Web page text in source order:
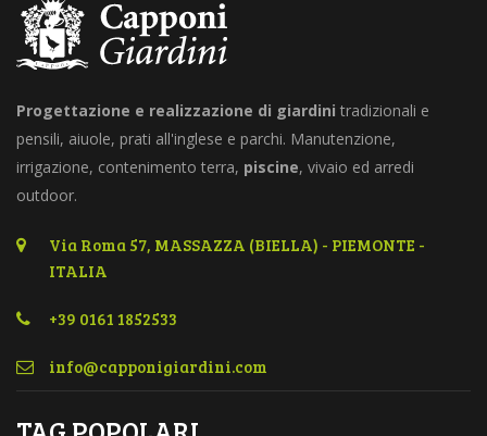
Progettazione e realizzazione di giardini tradizionali e
pensili, aiuole, prati all'inglese e parchi. Manutenzione,
irrigazione, contenimento terra, piscine, vivaio ed arredi
outdoor.
Via Roma 57, MASSAZZA (BIELLA) - PIEMONTE -
ITALIA
+39 0161 1852533